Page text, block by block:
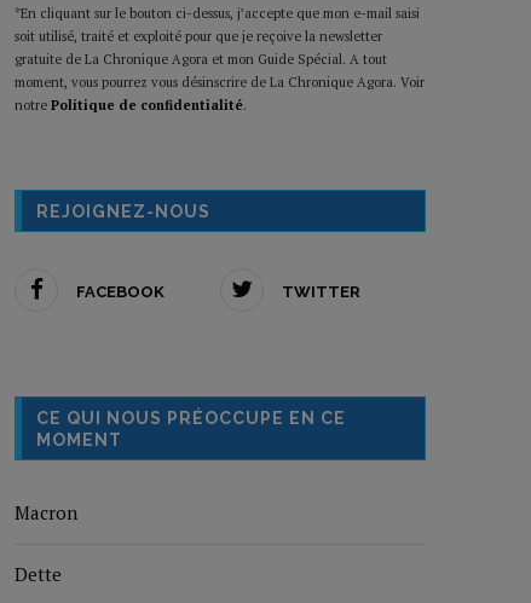
*En cliquant sur le bouton ci-dessus, j’accepte que mon e-mail saisi
soit utilisé, traité et exploité pour que je reçoive la newsletter
gratuite de La Chronique Agora et mon Guide Spécial. A tout
moment, vous pourrez vous désinscrire de La Chronique Agora. Voir
notre Politique de confidentialité.
REJOIGNEZ-NOUS
FACEBOOK TWITTER
CE QUI NOUS PRÉOCCUPE EN CE
MOMENT
Macron
Dette